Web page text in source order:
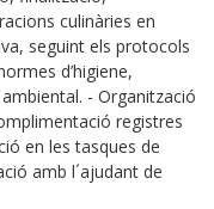
culinàries en
seguint els protocols
d’higiene,
- Organització
registres
en les tasques de
amb l´ajudant de